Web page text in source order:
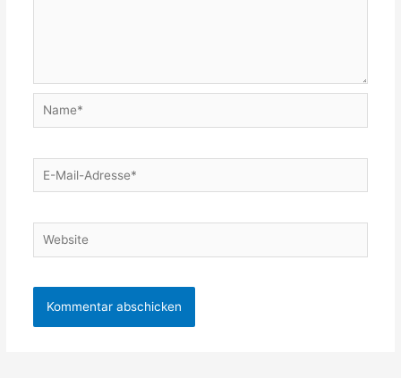
Name*
E-
Mail-
Website